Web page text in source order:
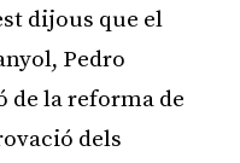
dijous que el
Pedro
de la reforma de
dels